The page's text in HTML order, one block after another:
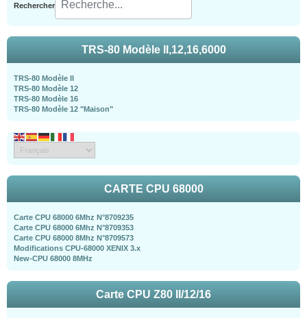
Rechercher
TRS-80 Modèle II,12,16,6000
TRS-80 Modèle II
TRS-80 Modèle 12
TRS-80 Modèle 16
TRS-80 Modèle 12 "Maison"
CARTE CPU 68000
Carte CPU 68000 6Mhz N°8709235
Carte CPU 68000 6Mhz N°8709353
Carte CPU 68000 8Mhz N°8709573
Modifications CPU-68000 XENIX 3.x
New-CPU 68000 8MHz
Carte CPU Z80 II/12/16